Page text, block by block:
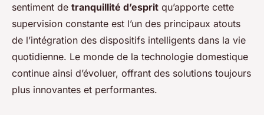
sentiment de tranquillité d’esprit qu’apporte cette
supervision constante est l’un des principaux atouts
de l’intégration des dispositifs intelligents dans la vie
quotidienne. Le monde de la technologie domestique
continue ainsi d’évoluer, offrant des solutions toujours
plus innovantes et performantes.